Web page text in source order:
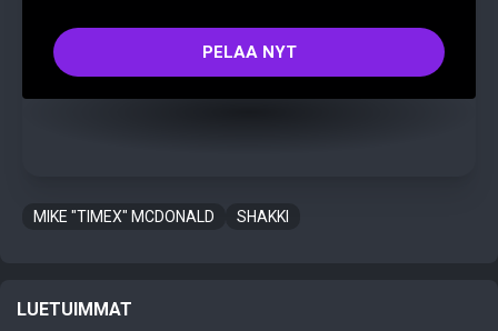
PELAA NYT
MIKE "TIMEX" MCDONALD SHAKKI
LUETUIMMAT